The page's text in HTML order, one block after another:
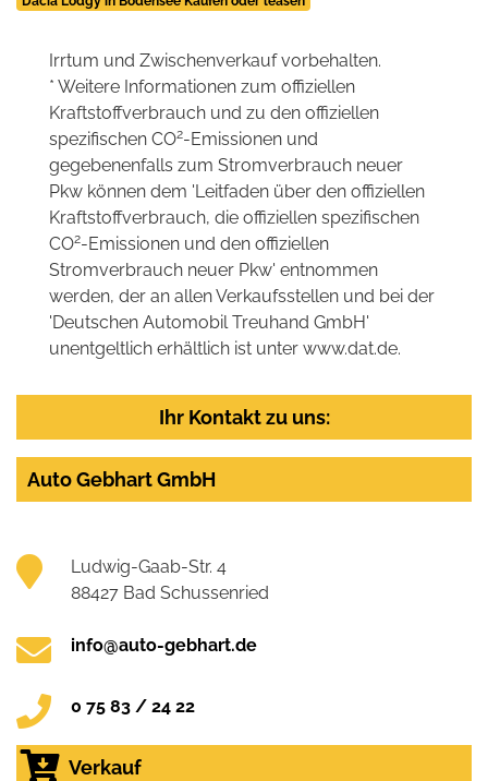
Irrtum und Zwischenverkauf vorbehalten.
* Weitere Informationen zum offiziellen
Kraftstoffverbrauch und zu den offiziellen
spezifischen CO2-Emissionen und
gegebenenfalls zum Stromverbrauch neuer
Pkw können dem 'Leitfaden über den offiziellen
Kraftstoffverbrauch, die offiziellen spezifischen
CO2-Emissionen und den offiziellen
Stromverbrauch neuer Pkw' entnommen
werden, der an allen Verkaufsstellen und bei der
'Deutschen Automobil Treuhand GmbH'
unentgeltlich erhältlich ist unter www.dat.de.
Ihr Kontakt zu uns:
Auto Gebhart GmbH
Ludwig-Gaab-Str. 4
88427 Bad Schussenried
info@auto-gebhart.de
0 75 83 / 24 22
Verkauf